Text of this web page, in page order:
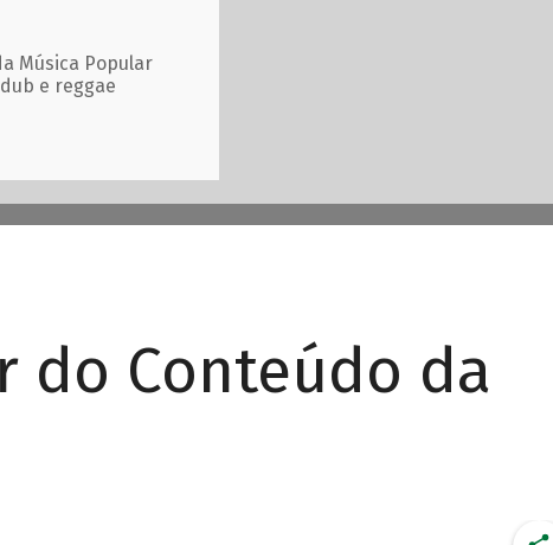
Música Popular
e reggae
do Conteúdo da